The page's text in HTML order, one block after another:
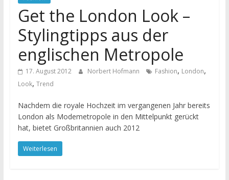
Get the London Look –
Stylingtipps aus der
englischen Metropole
17. August 2012 Norbert Hofmann Fashion, London,
Look, Trend
Nachdem die royale Hochzeit im vergangenen Jahr bereits
London als Modemetropole in den Mittelpunkt gerückt
hat, bietet Großbritannien auch 2012
Weiterlesen